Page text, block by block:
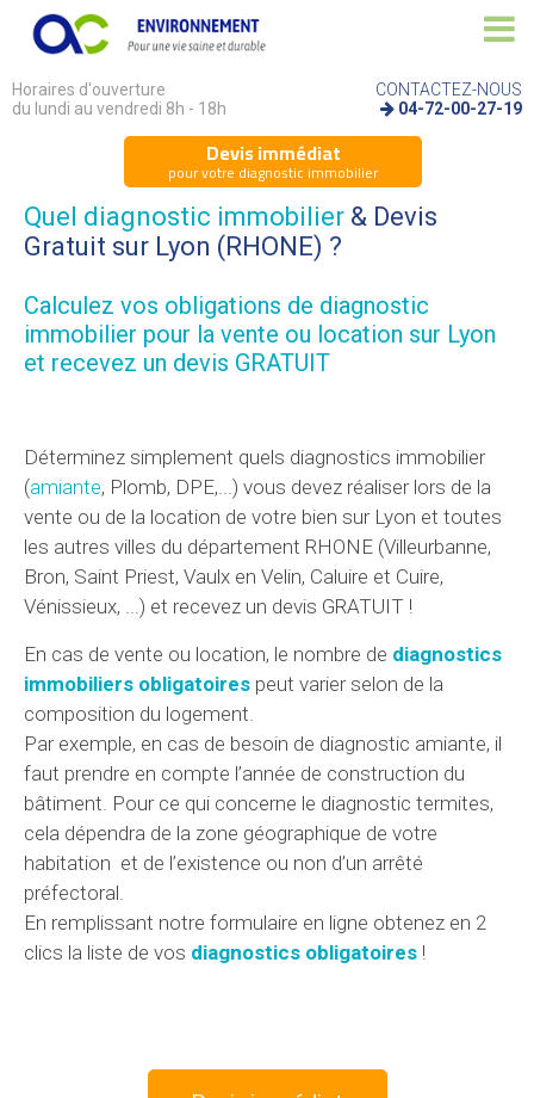
Horaires d'ouverture
du lundi au vendredi 8h - 18h
CONTACTEZ-NOUS
04-72-00-27-19
Devis immédiat
pour votre diagnostic immobilier
Quel diagnostic immobilier & Devis
Gratuit sur Lyon (RHONE) ?
Calculez vos obligations de diagnostic
immobilier pour la vente ou location sur Lyon
et recevez un devis GRATUIT
Déterminez simplement quels diagnostics immobilier
(amiante, Plomb, DPE,...) vous devez réaliser lors de la
vente ou de la location de votre bien sur Lyon et toutes
les autres villes du département RHONE (Villeurbanne,
Bron, Saint Priest, Vaulx en Velin, Caluire et Cuire,
Vénissieux, ...) et recevez un devis GRATUIT !
En cas de vente ou location, le nombre de diagnostics
immobiliers obligatoires peut varier selon de la
composition du logement.
Par exemple, en cas de besoin de diagnostic amiante, il
faut prendre en compte l’année de construction du
bâtiment. Pour ce qui concerne le diagnostic termites,
cela dépendra de la zone géographique de votre
habitation et de l’existence ou non d’un arrêté
préfectoral.
En remplissant notre formulaire en ligne obtenez en 2
clics la liste de vos diagnostics obligatoires !